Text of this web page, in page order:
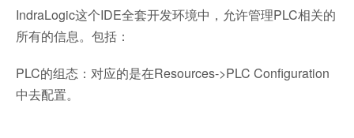
IndraLogic这个IDE全套开发环境中，允许管理PLC相关的
所有的信息。包括：
PLC的组态：对应的是在Resources->PLC Configuration
中去配置。